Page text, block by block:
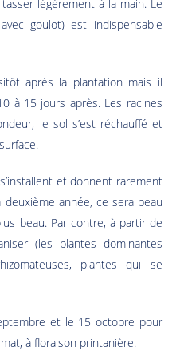
légèrement à la main. Le
goulot) est indispensable
après la plantation mais il
à 15 jours après. Les racines
le sol s’est réchauffé et
et donnent rarement
année, ce sera beau
beau. Par contre, à partir de
(les plantes dominantes
plantes qui se
et le 15 octobre pour
à floraison printanière.